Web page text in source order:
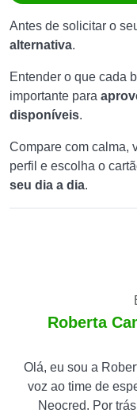
Antes de solicitar o
alternativa.
Entender o que cada
importante para
disponíveis.
Compare com calma,
perfil e escolha o
seu dia a dia.
Roberta
Olá, eu sou a
voz ao time de
Neocred. Por